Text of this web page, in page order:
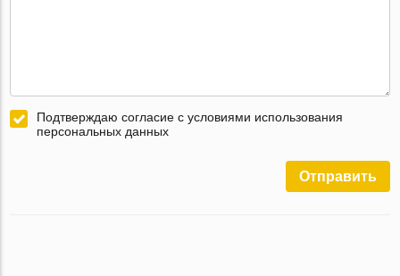
Подтверждаю согласие с условиями использования
персональных данных
Отправить